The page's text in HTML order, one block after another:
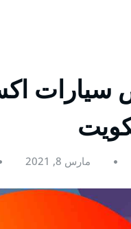
مارس 8, 2021